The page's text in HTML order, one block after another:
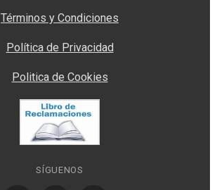
Términos y Condiciones
Política de Privacidad
Politica de Cookies
SÍGUENOS